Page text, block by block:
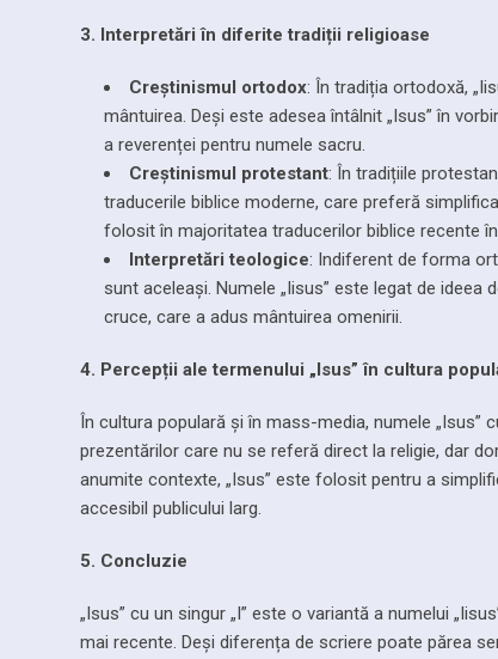
3. Interpretări în diferite tradiții religioase
Creștinismul ortodox: În tradiția ortodoxă,
mântuirea. Deși este adesea întâlnit „Isus” în
a reverenței pentru numele sacru.
Creștinismul protestant: În tradițiile
traducerile biblice moderne, care preferă
folosit în majoritatea traducerilor biblice recente
Interpretări teologice: Indiferent de forma
sunt aceleași. Numele „Iisus” este legat de
cruce, care a adus mântuirea omenirii.
4. Percepții ale termenului „Isus” în cultura
În cultura populară și în mass-media, numele „Isus”
prezentărilor care nu se referă direct la religie, dar
anumite contexte, „Isus” este folosit pentru a
accesibil publicului larg.
5. Concluzie
„Isus” cu un singur „I” este o variantă a numelui
mai recente. Deși diferența de scriere poate părea